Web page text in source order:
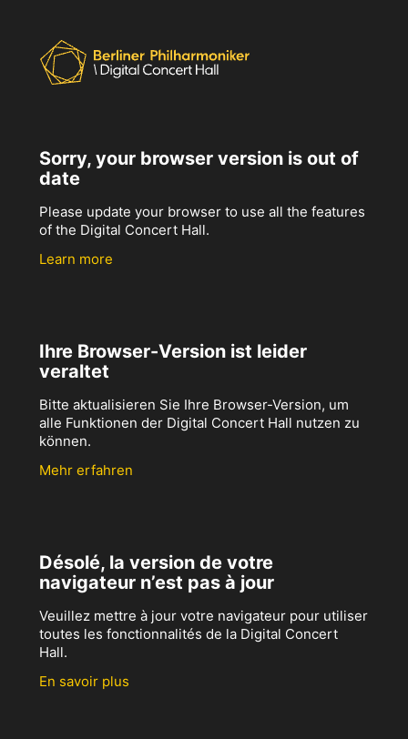
Sorry, your browser version is out of
date
Please update your browser to use all the features
of the Digital Concert Hall.
Learn more
Ihre Browser-Version ist leider
veraltet
Bitte aktualisieren Sie Ihre Browser-Version, um
alle Funktionen der Digital Concert Hall nutzen zu
können.
Mehr erfahren
Désolé, la version de votre
navigateur n’est pas à jour
Veuillez mettre à jour votre navigateur pour utiliser
toutes les fonctionnalités de la Digital Concert
Hall.
En savoir plus